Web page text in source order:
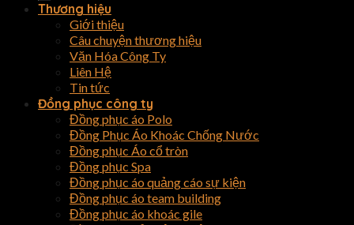
Thương hiệu
Giới thiệu
Câu chuyện thương hiệu
Văn Hóa Công Ty
Liên Hệ
Tin tức
Đồng phục công ty
Đồng phục áo Polo
Đồng Phục Áo Khoác Chống Nước
Đồng phục Áo cổ tròn
Đồng phục Spa
Đồng phục áo quảng cáo sự kiện
Đồng phục áo team building
Đồng phục áo khoác gile